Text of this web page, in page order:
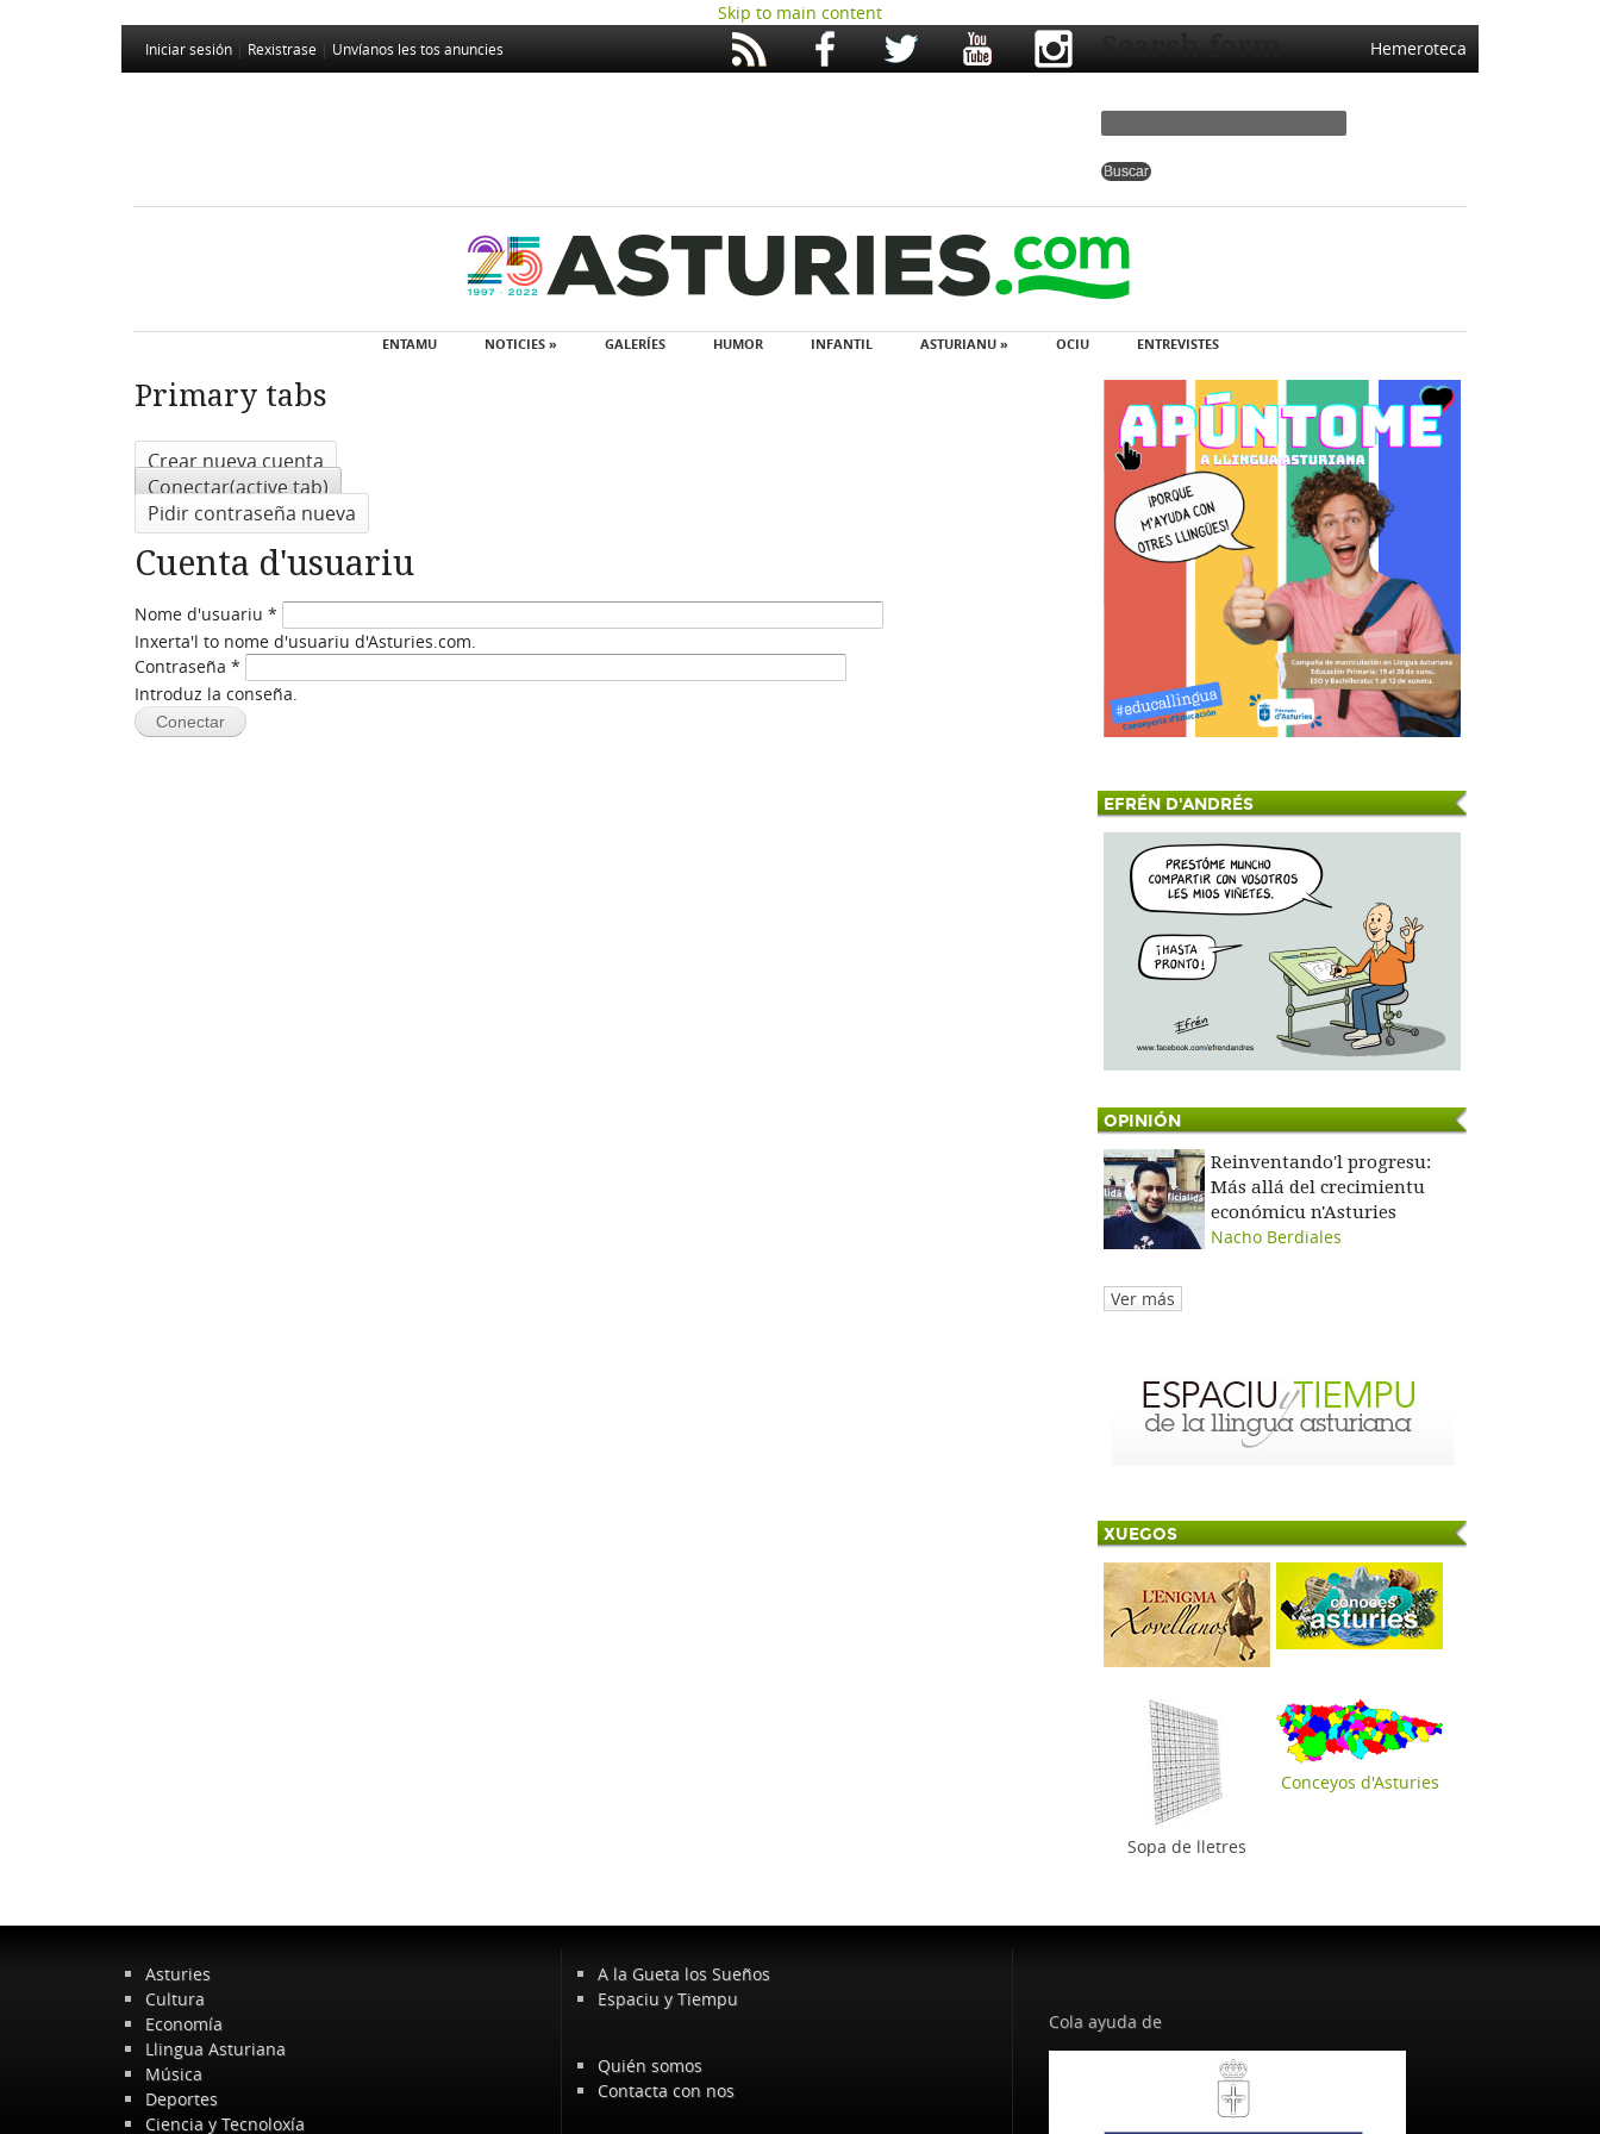
Skip to main content
Iniciar sesión Rexistrase Unvíanos les tos anuncies Hemeroteca
Search form
ENTAMU NOTICIES » GALERÍES HUMOR INFANTIL ASTURIANU » OCIU ENTREVISTES
Primary tabs
Crear nueva cuenta
Conectar(active tab)
Pidir contraseña nueva
Cuenta d'usuariu
Nome d'usuariu *
Inxerta'l to nome d'usuariu d'Asturies.com.
Contraseña *
Introduz la conseña.
EFRÉN D'ANDRÉS
OPINIÓN
Reinventando'l progresu:
Más allá del crecimientu
económicu n'Asturies
Nacho Berdiales
Ver más
XUEGOS
Sopa de lletres
Conceyos d'Asturies
Asturies
Cultura
Economía
Llingua Asturiana
Música
Deportes
Ciencia y Tecnoloxía
A la Gueta los Sueños
Espaciu y Tiempu
Quién somos
Contacta con nos
Cola ayuda de